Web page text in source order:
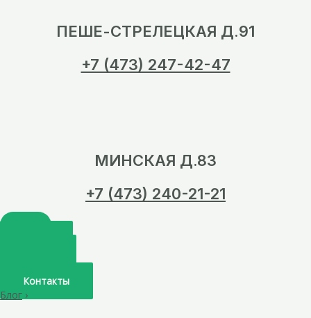
ПЕШЕ-СТРЕЛЕЦКАЯ Д.91
+7 (473) 247-42-47
МИНСКАЯ Д.83
+7 (473) 240-21-21
Контакты
Блог ›